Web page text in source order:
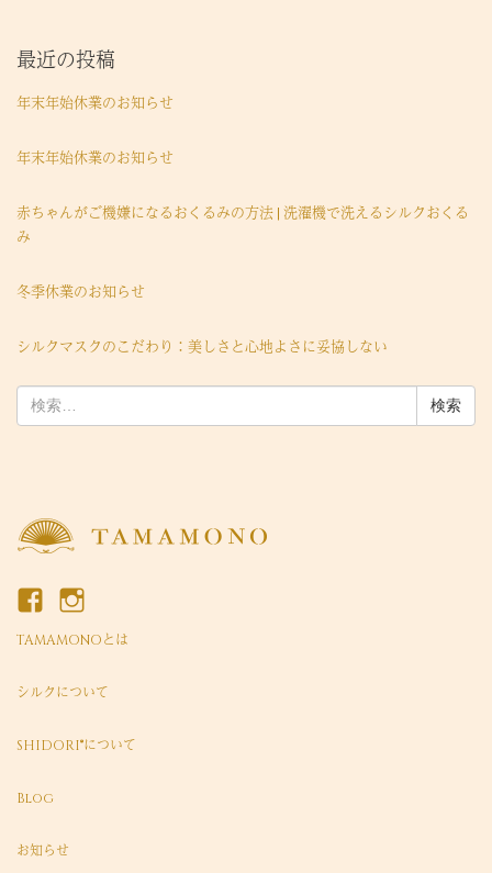
最近の投稿
年末年始休業のお知らせ
年末年始休業のお知らせ
赤ちゃんがご機嫌になるおくるみの方法 | 洗濯機で洗えるシルクおくる
み
冬季休業のお知らせ
シルクマスクのこだわり：美しさと心地よさに妥協しない
索:
TAMAMONOとは
シルクについて
SHIDORI®について
Blog
お知らせ